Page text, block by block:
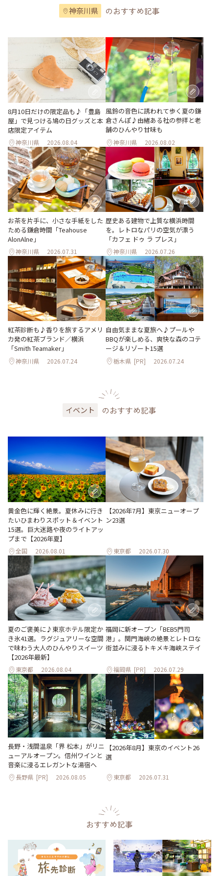
神奈川県 のおすすめ記事
8月10日だけの限定品も♪「豊島
屋」で見つける鳩の日グッズと本
店限定アイテム
神奈川県 2026.08.04
風鈴の音色に誘われて歩く夏の鎌
倉さんぽ♪由緒ある社の参拝と老
舗のひんやり甘味も
神奈川県 2026.08.02
お茶を片手に、小さな手紙をした
ためる鎌倉時間「Teahouse
AlonAlne」
神奈川県 2026.07.31
歴史ある建物で上質な横浜時間
を。レトロなパリの空気が漂う
「カフェ ドゥ ラ プレス」
神奈川県 2026.07.26
紅茶診断も♪香りを旅するアメリ
カ発の紅茶ブランド／横浜
「Smith Teamaker」
神奈川県 2026.07.24
自由気ままな夏旅へ♪プールや
BBQが楽しめる、爽快な森のコテ
ージ＆リゾート15選
栃木県 [PR] 2026.07.24
イベント のおすすめ記事
黄金色に輝く絶景。夏休みに行き
たいひまわりスポット＆イベント
15選。巨大迷路や夜のライトアッ
プまで【2026年夏】
全国 2026.08.01
【2026年7月】東京ニューオープ
ン23選
東京都 2026.07.30
夏のご褒美に♪東京ホテル限定か
き氷41選。ラグジュアリーな空間
で味わう大人のひんやりスイーツ
【2026年最新】
東京都 2026.08.04
福岡に新オープン「BEB5門司
港」。関門海峡の絶景とレトロな
街並みに浸るトキメキ海峡ステイ
福岡県 [PR] 2026.07.29
長野・浅間温泉「界 松本」がリニ
ューアルオープン。信州ワインと
音楽に浸るエレガントな湯宿へ
長野県 [PR] 2026.08.05
【2026年8月】東京のイベント26
選
東京都 2026.07.31
おすすめ記事